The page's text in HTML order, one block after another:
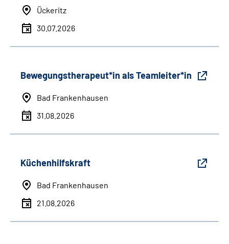
Ückeritz
30.07.2026
Bewegungstherapeut*in als Teamleiter*in
Bad Frankenhausen
31.08.2026
Küchenhilfskraft
Bad Frankenhausen
21.08.2026